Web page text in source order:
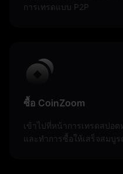
การเทรดแบบ P2P
ซื้อ CoinZoom
เข้าไปที่หน้าการเทรดสปอ
และทำการซื้อให้เสร็จสมบู